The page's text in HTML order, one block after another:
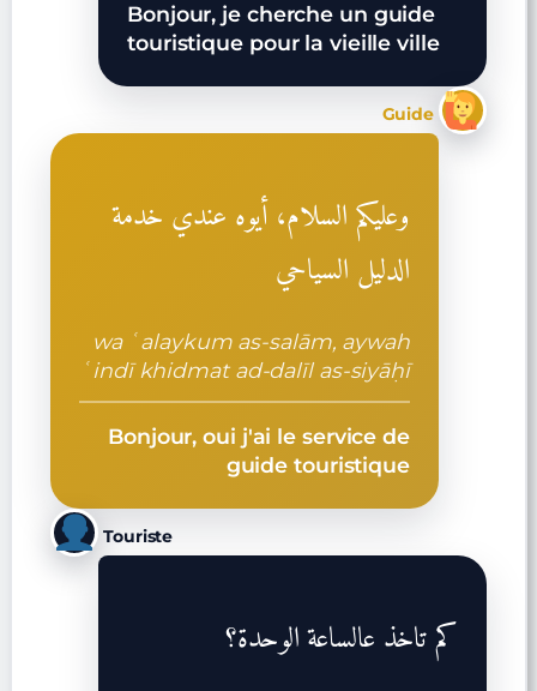
Bonjour, je cherche un guide
touristique pour la vieille ville
Guide
وعليكم السلام، أيوه عندي خدمة
الدليل السياحي
wa ʿalaykum as-salām, aywah
ʿindī khidmat ad-dalīl as-siyāḥī
Bonjour, oui j'ai le service de
guide touristique
Touriste
كم تاخذ عالساعة الوحدة؟